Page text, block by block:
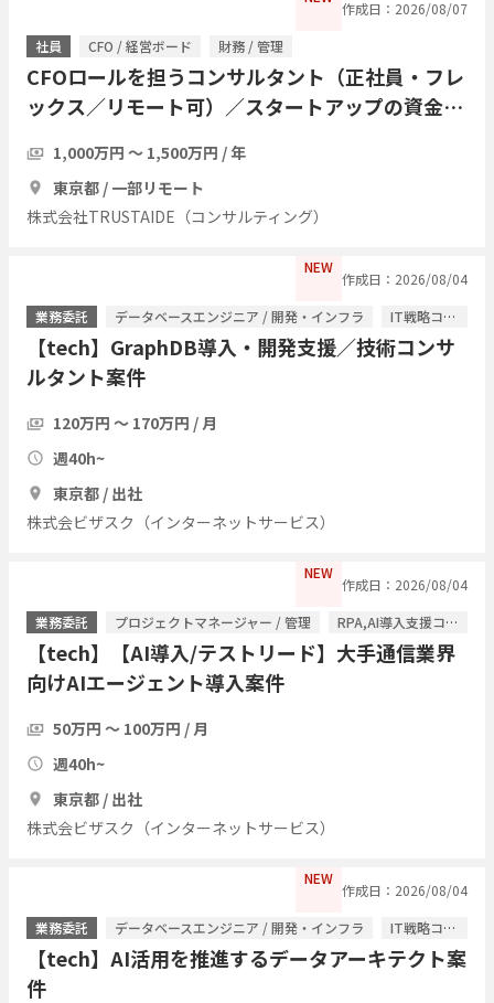
作成日：2026/08/07
社員
CFO / 経営ボード 財務 / 管理
CFOロールを担うコンサルタント（正社員・フレ
ックス／リモート可）／スタートアップの資金調
1,000万円 〜 1,500万円 / 年
東京都 / 一部リモート
株式会社TRUSTAIDE（コンサルティング）
NEW
作成日：2026/08/04
業務委託
データベースエンジニア / 開発・インフラ IT戦略コンサル / ITコンサルタント
【tech】GraphDB導入・開発支援／技術コンサ
ルタント案件
120万円 〜 170万円 / 月
週40h~
東京都 / 出社
株式会ビザスク（インターネットサービス）
NEW
作成日：2026/08/04
業務委託
プロジェクトマネージャー / 管理 RPA,AI導入支援コンサル / ITコンサルタント
【tech】【AI導入/テストリード】大手通信業界
向けAIエージェント導入案件
50万円 〜 100万円 / 月
週40h~
東京都 / 出社
株式会ビザスク（インターネットサービス）
NEW
作成日：2026/08/04
業務委託
データベースエンジニア / 開発・インフラ IT戦略コンサル / ITコンサルタント
【tech】AI活用を推進するデータアーキテクト案
件